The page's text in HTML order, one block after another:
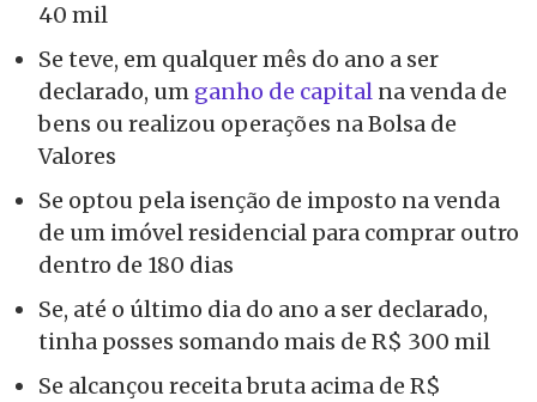
40 mil
Se teve, em qualquer mês do ano a ser
declarado, um ganho de capital na venda de
bens ou realizou operações na Bolsa de
Valores
Se optou pela isenção de imposto na venda
de um imóvel residencial para comprar outro
dentro de 180 dias
Se, até o último dia do ano a ser declarado,
tinha posses somando mais de R$ 300 mil
Se alcançou receita bruta acima de R$